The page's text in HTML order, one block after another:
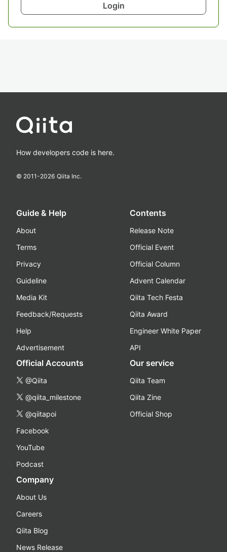
Login
How developers code is here.
© 2011-2026 Qiita Inc.
Guide & Help
About
Terms
Privacy
Guideline
Media Kit
Feedback/Requests
Help
Advertisement
Contents
Release Note
Official Event
Official Column
Advent Calendar
Qiita Tech Festa
Qiita Award
Engineer White Paper
API
Official Accounts
@Qiita
@qiita_milestone
@qiitapoi
Facebook
YouTube
Podcast
Our service
Qiita Team
Qiita Zine
Official Shop
Company
About Us
Careers
Qiita Blog
News Release